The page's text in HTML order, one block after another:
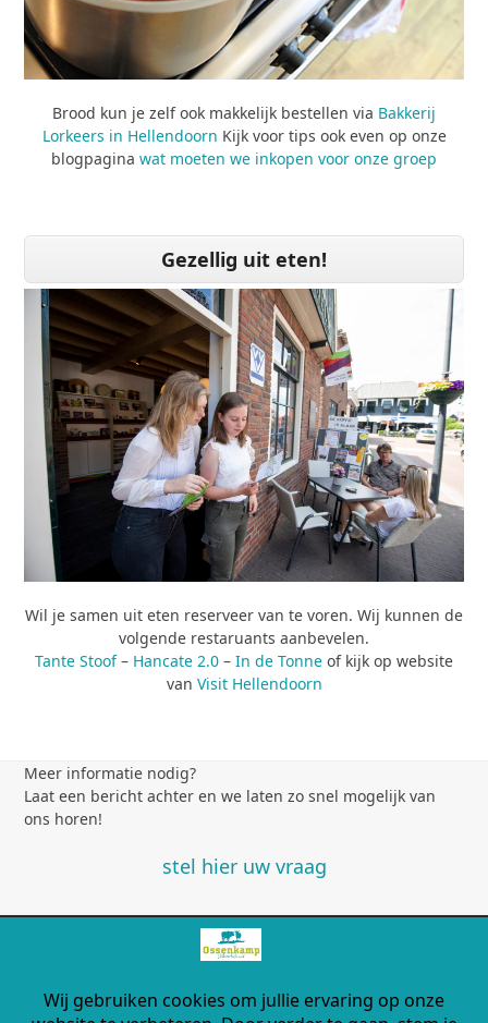
Brood kun je zelf ook makkelijk bestellen via Bakkerij
Lorkeers in Hellendoorn Kijk voor tips ook even op onze
blogpagina wat moeten we inkopen voor onze groep
Gezellig uit eten!
Wil je samen uit eten reserveer van te voren. Wij kunnen de
volgende restaruants aanbevelen.
Tante Stoof– Hancate 2.0 – In de Tonne of kijk op website
van Visit Hellendoorn
Meer informatie nodig?
Laat een bericht achter en we laten zo snel mogelijk van
ons horen!
stel hier uw vraag
Klumperweg 3 - 7447 RT Hellendoorn - 0548
681382